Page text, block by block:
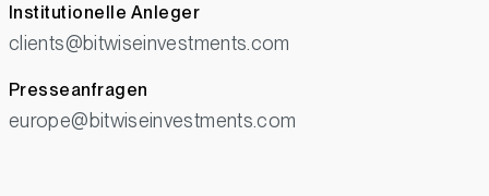
Institutionelle Anleger
clients@bitwiseinvestments.com
Presseanfragen
europe@bitwiseinvestments.com